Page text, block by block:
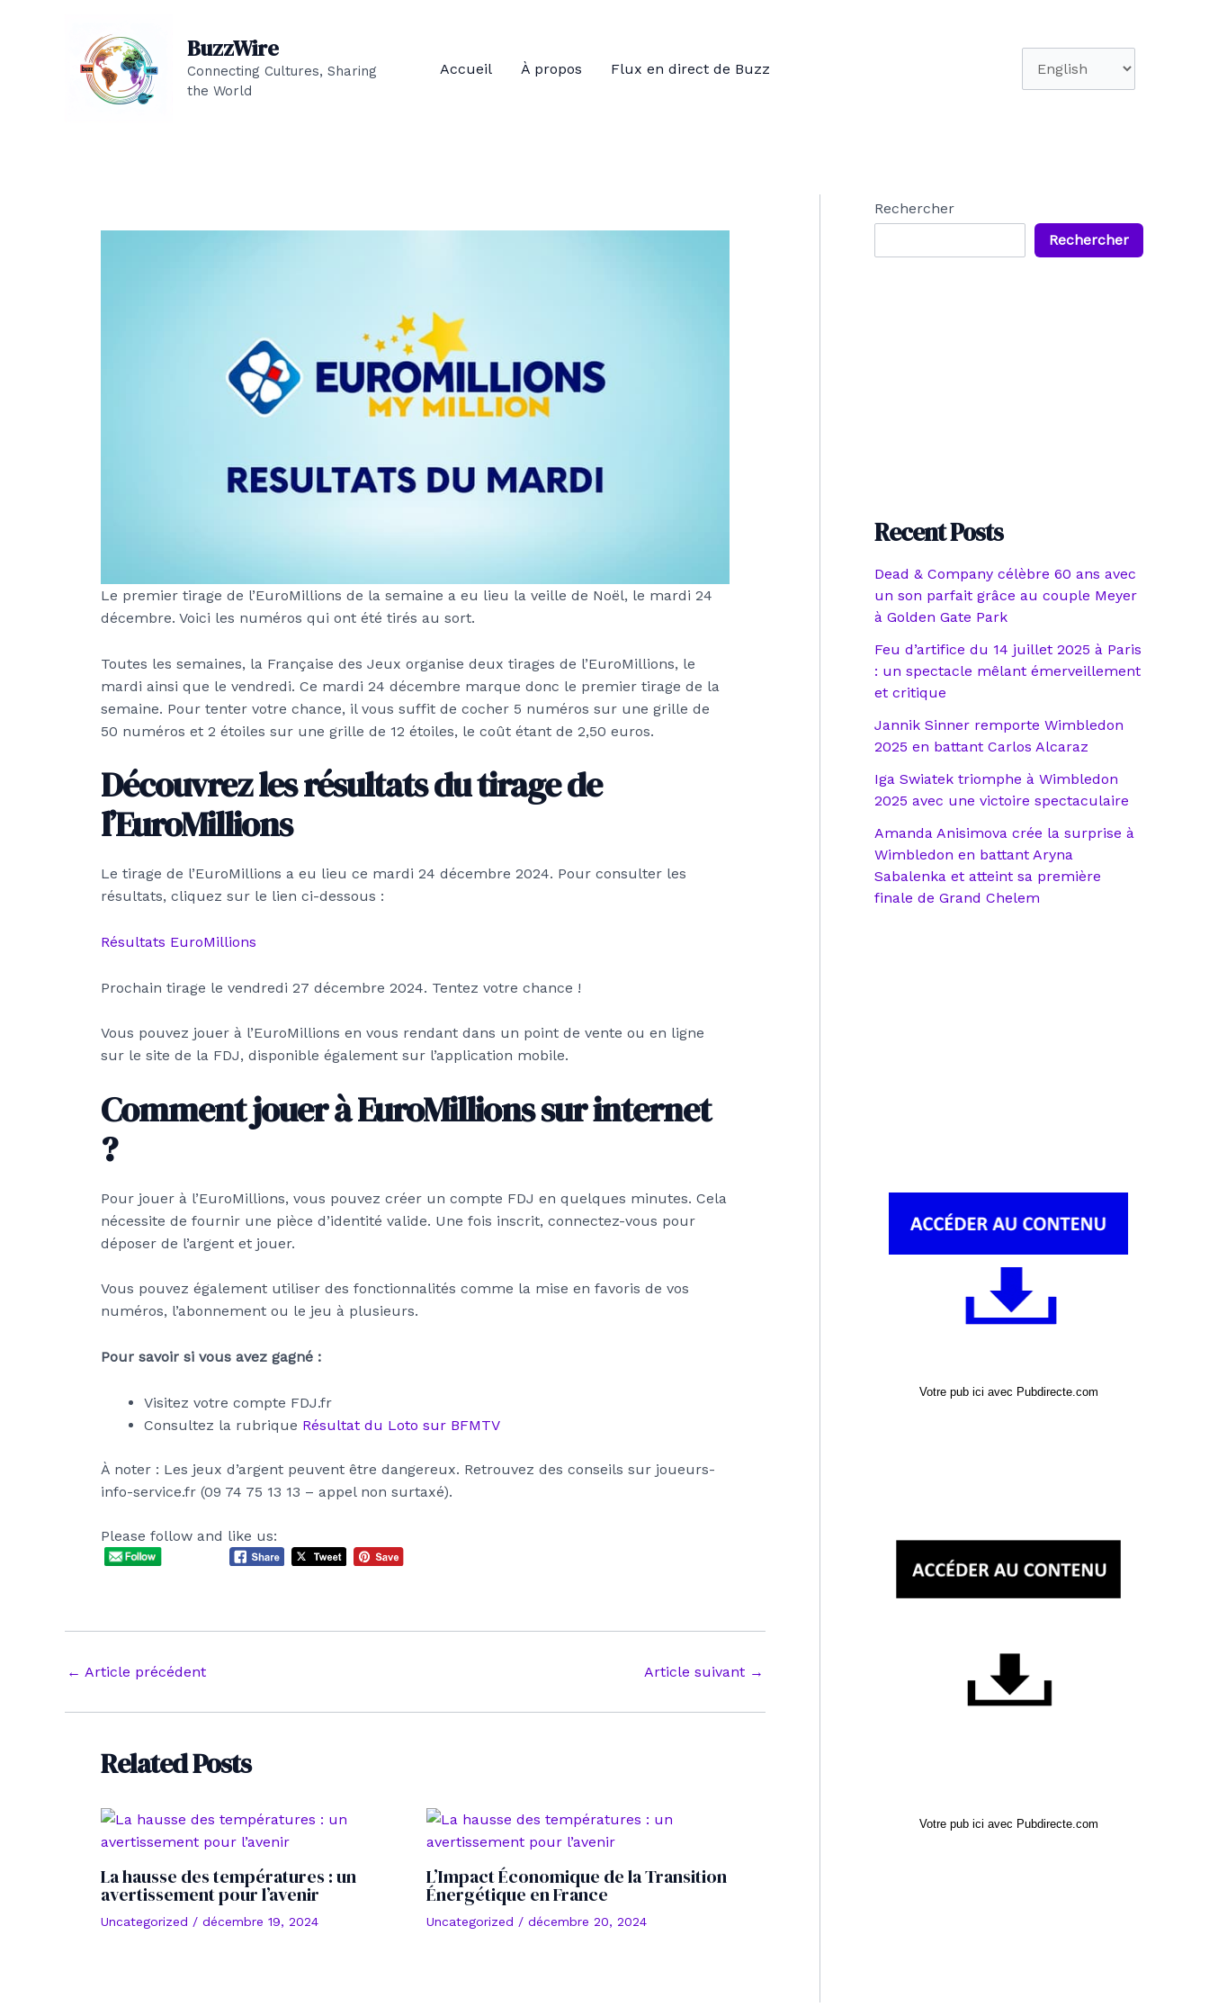
BuzzWire
Connecting Cultures, Sharing
the World
Accueil À propos Flux en direct de Buzz
Le premier tirage de l’EuroMillions de la semaine a eu lieu la veille de Noël, le mardi 24
décembre. Voici les numéros qui ont été tirés au sort.
Toutes les semaines, la Française des Jeux organise deux tirages de l’EuroMillions, le
mardi ainsi que le vendredi. Ce mardi 24 décembre marque donc le premier tirage de la
semaine. Pour tenter votre chance, il vous suffit de cocher 5 numéros sur une grille de
50 numéros et 2 étoiles sur une grille de 12 étoiles, le coût étant de 2,50 euros.
Découvrez les résultats du tirage de
l’EuroMillions
Le tirage de l’EuroMillions a eu lieu ce mardi 24 décembre 2024. Pour consulter les
résultats, cliquez sur le lien ci-dessous :
Résultats EuroMillions
Prochain tirage le vendredi 27 décembre 2024. Tentez votre chance !
Vous pouvez jouer à l’EuroMillions en vous rendant dans un point de vente ou en ligne
sur le site de la FDJ, disponible également sur l’application mobile.
Comment jouer à EuroMillions sur internet
?
Pour jouer à l’EuroMillions, vous pouvez créer un compte FDJ en quelques minutes. Cela
nécessite de fournir une pièce d’identité valide. Une fois inscrit, connectez-vous pour
déposer de l’argent et jouer.
Vous pouvez également utiliser des fonctionnalités comme la mise en favoris de vos
numéros, l’abonnement ou le jeu à plusieurs.
Pour savoir si vous avez gagné :
Visitez votre compte FDJ.fr
Consultez la rubrique Résultat du Loto sur BFMTV
À noter : Les jeux d’argent peuvent être dangereux. Retrouvez des conseils sur joueurs-
info-service.fr (09 74 75 13 13 – appel non surtaxé).
Please follow and like us:
Navigation
articles
← Article précédent Article suivant →
Related Posts
La hausse des températures : un
avertissement pour l’avenir
Uncategorized / décembre 19, 2024
L’Impact Économique de la Transition
Énergétique en France
Uncategorized / décembre 20, 2024
Rechercher
Rechercher
Recent Posts
Dead & Company célèbre 60 ans avec
un son parfait grâce au couple Meyer
à Golden Gate Park
Feu d’artifice du 14 juillet 2025 à Paris
: un spectacle mêlant émerveillement
et critique
Jannik Sinner remporte Wimbledon
2025 en battant Carlos Alcaraz
Iga Swiatek triomphe à Wimbledon
2025 avec une victoire spectaculaire
Amanda Anisimova crée la surprise à
Wimbledon en battant Aryna
Sabalenka et atteint sa première
finale de Grand Chelem
Votre pub ici avec Pubdirecte.com
Votre pub ici avec Pubdirecte.com